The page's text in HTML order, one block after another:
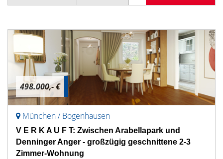
498.000,- €
München / Bogenhausen
V E R K A U F T: Zwischen Arabellapark und
Denninger Anger - großzügig geschnittene 2-3
Zimmer-Wohnung